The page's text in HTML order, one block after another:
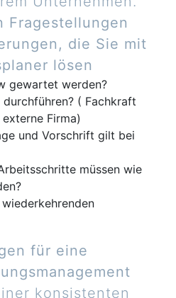
Fragestellungen
die Sie mit
lösen
gewartet werden?
( Fachkraft
Firma)
und Vorschrift gilt bei
müssen wie
für eine
konsistenten